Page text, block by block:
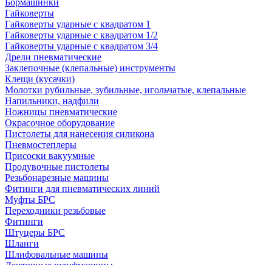
Бормашинки
Гайковерты
Гайковерты ударные с квадратом 1
Гайковерты ударные с квадратом 1/2
Гайковерты ударные с квадратом 3/4
Дрели пневматические
Заклепочные (клепальные) инструменты
Клещи (кусачки)
Молотки рубильные, зубильные, игольчатые, клепальные
Напильники, надфили
Ножницы пневматические
Окрасочное оборудование
Пистолеты для нанесения силикона
Пневмостеплеры
Присоски вакуумные
Продувочные пистолеты
Резьбонарезные машины
Фитинги для пневматических линий
Муфты БРС
Переходники резьбовые
Фитинги
Штуцеры БРС
Шланги
Шлифовальные машины